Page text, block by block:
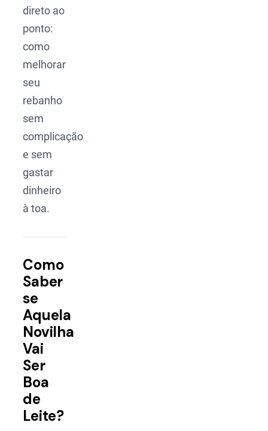
direto ao
ponto:
como
melhorar
seu
rebanho
sem
complicação
e sem
gastar
dinheiro
à toa.
Como
Saber
se
Aquela
Novilha
Vai
Ser
Boa
de
Leite?